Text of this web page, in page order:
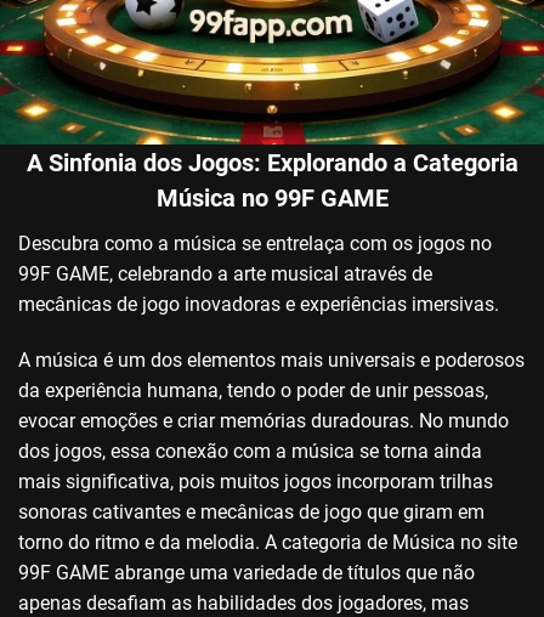
A Sinfonia dos Jogos: Explorando a Categoria
Música no 99F GAME
Descubra como a música se entrelaça com os jogos no
99F GAME, celebrando a arte musical através de
mecânicas de jogo inovadoras e experiências imersivas.
A música é um dos elementos mais universais e poderosos
da experiência humana, tendo o poder de unir pessoas,
evocar emoções e criar memórias duradouras. No mundo
dos jogos, essa conexão com a música se torna ainda
mais significativa, pois muitos jogos incorporam trilhas
sonoras cativantes e mecânicas de jogo que giram em
torno do ritmo e da melodia. A categoria de Música no site
99F GAME abrange uma variedade de títulos que não
apenas desafiam as habilidades dos jogadores, mas